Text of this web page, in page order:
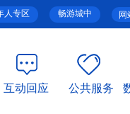
网
畅游城中
人专区
互动回应 公共服务